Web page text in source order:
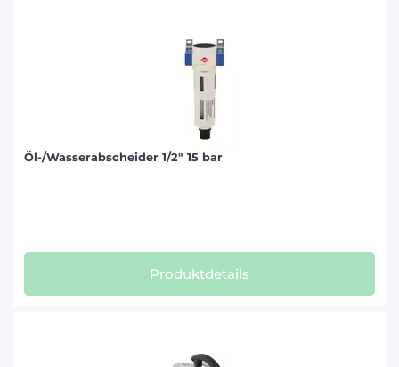
Öl-/Wasserabscheider 1/2" 15 bar
Produktdetails